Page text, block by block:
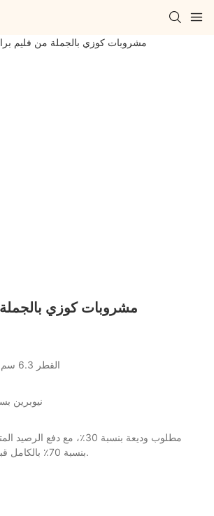
مشروبات كوزي
القطر 6.3 سم × 11 سم
نيوبرين
بنسبة 70٪ بالكامل قبل الشحن.